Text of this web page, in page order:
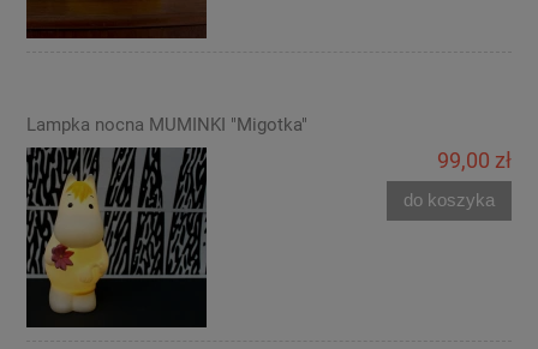
Lampka nocna MUMINKI "Migotka"
99,00 zł
do koszyka